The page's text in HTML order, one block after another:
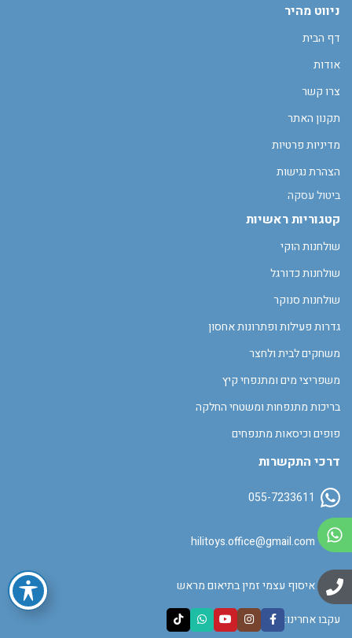
ניווט מהיר
דף הבית
אודות
צרו קשר
תקנון האתר
מדיניות פרטיות
הצהרת נגישות
ביטול עסקה
קטגוריות ראשיות
שולחנות הוקי
שולחנות כדורגל
שולחנות סנוקר
גדרות פעילות ופתרונות אחסון
משחקים לבית ולחצר
משפריצי מים ומתנפחי קיץ
בריכות מתנפחות ומשטחי החלקה
פופים וכיסאות מתנפחים
דרכי התקשרות
055-7233611
hilitoys.office@gmail.com
איסוף עצמי זמין בתיאום מראש
עקבו אחרינו: